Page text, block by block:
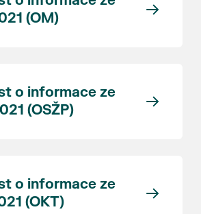
(OM)
o informace ze
(OSŽP)
o informace ze
(OKT)